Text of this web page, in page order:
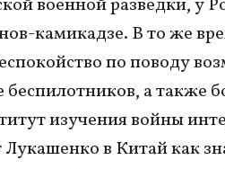
военной разведки, у
камикадзе. В то же
по поводу
а также
изучения войны
в Китай как